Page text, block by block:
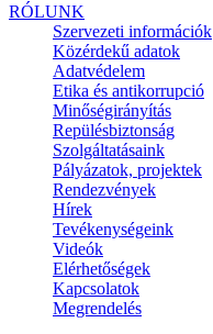
RÓLUNK
Szervezeti információk
Közérdekű adatok
Adatvédelem
Etika és antikorrupció
Minőségirányítás
Repülésbiztonság
Szolgáltatásaink
Pályázatok, projektek
Rendezvények
Hírek
Tevékenységeink
Videók
Elérhetőségek
Kapcsolatok
Megrendelés